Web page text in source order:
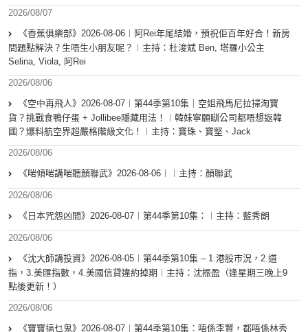
2026/08/07
《香蕉俱樂部》2026-08-06︱阿Rei年尾結婚，預祝佢百年好合！新房
問題點解決？生唔生小朋友呢？︱主持：杜浚斌 Ben, 塔羅小公主
Selina, Viola, 阿Rei
2026/08/06
《空中再飛人》2026-08-07︱第44季第10集｜空姐飛馬尼拉掃淘寶
貨？挑戰食鴨仔蛋 + Jollibee隱藏用法！︱韓妹寧願瞓公司都唔想返韓
國？爆料航空界超嚴格階級文化！︱主持：寶珠、寶堅、Jack
2026/08/06
《啱傾啱講啱聽顏聯武》2026-08-06︱︱主持：顏聯武
2026/08/06
《日本咒怨凶間》2026-08-07︱第44季第10集：︱主持：藍秀朗
2026/08/06
《沈大師講投資》2026-08-05︱第44季第10集 – 1.港股市況，2.道
指，3.美匯指數，4.美國信貸違約掉期︱主持：沈振盈（逢星期三晚上9
點後更新！）
2026/08/06
《寶寶搞乜鬼》2026-08-07︱第44季第10集︰唔係李賢，都唔係林秀